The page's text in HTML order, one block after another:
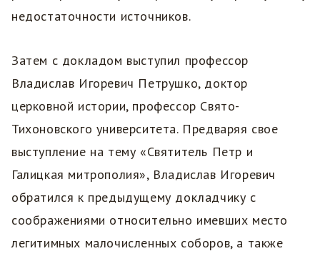
недостаточности источников.
Затем с докладом выступил профессор
Владислав Игоревич Петрушко, доктор
церковной истории, профессор Свято-
Тихоновского университета. Предваряя свое
выступление на тему «Святитель Петр и
Галицкая митрополия», Владислав Игоревич
обратился к предыдущему докладчику с
соображениями относительно имевших место
легитимных малочисленных соборов, а также